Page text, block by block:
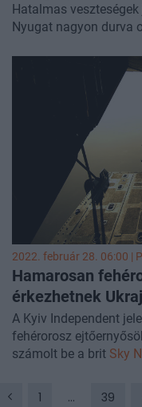
Hatalmas
Nyugat nagyon durva
fegyvereket. Itt
2022. február 28. 06:00 |
Hamarosan
érkezhetnek
A Kyiv Independent
fehérorosz
számolt be a brit Sky
1 ... 39